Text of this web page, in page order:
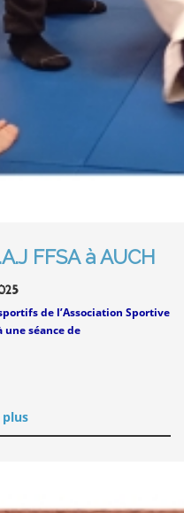
FFSA à AUCH
de l’Association Sportive
séance de
plus